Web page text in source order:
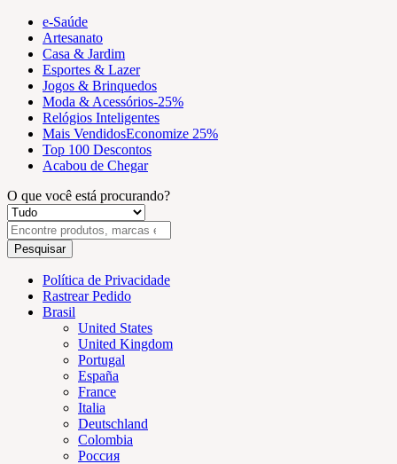
e-Saúde
Artesanato
Casa & Jardim
Esportes & Lazer
Jogos & Brinquedos
Moda & Acessórios-25%
Relógios Inteligentes
Mais VendidosEconomize 25%
Top 100 Descontos
Acabou de Chegar
O que você está procurando?
Pesquisar
Política de Privacidade
Rastrear Pedido
Brasil
United States
United Kingdom
Portugal
España
France
Italia
Deutschland
Colombia
Россия